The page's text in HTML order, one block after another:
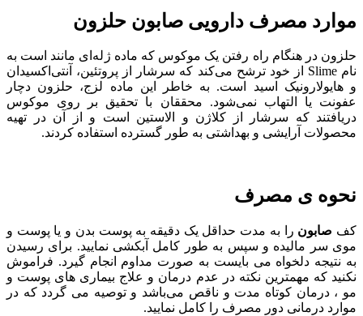
موارد مصرف دارویی صابون حلزون
حلزون در هنگام راه رفتن یک موکوس که ماده ژله‌ای مانند است به
نام Slime از خود ترشح می‌کند که سرشار از پروتئین، آنتی‌اکسیدان
و هایولارونیک اسید است. به خاطر این ماده لزج، حلزون دچار
عفونت یا التهاب نمی‌شود. محققان با تحقیق بر روی موکوس
دریافتند که سرشار از کلاژن و الاستین است و از آن در تهیه
محصولات آرایشی و بهداشتی به طور گسترده استفاده کردند.
نحوه ی مصرف
کف صابون را به مدت حداقل یک دقیقه به پوست بدن و یا پوست و
موی سر مالیده و سپس به طور کامل آبکشی نمایید. برای رسیدن
به نتیجه دلخواه می‌ بایست به صورت مداوم انجام گیرد. فراموش
نکنید که مهمترین نکته در عدم درمان و علاج بیماری های پوست و
مو ، درمان کوتاه مدت و ناقص می‌باشد و توصیه می‌ گردد که در
موارد درمانی دور مصرف را کامل نمایید.